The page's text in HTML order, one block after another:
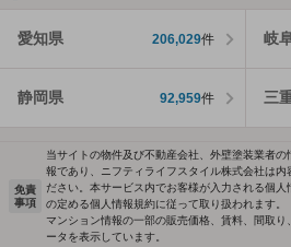
愛知県 206,029件 岐
静岡県 92,959件 三
免責
事項
当サイトの物件及び不動産会社、外壁塗装業者
報であり、ニフティライフスタイル株式会社は
ださい。本サービス内でお客様が入力される個
の定める個人情報規約に従って取り扱われます。
マンション情報の一部の販売価格、賃料、間取
ータを表示しています。